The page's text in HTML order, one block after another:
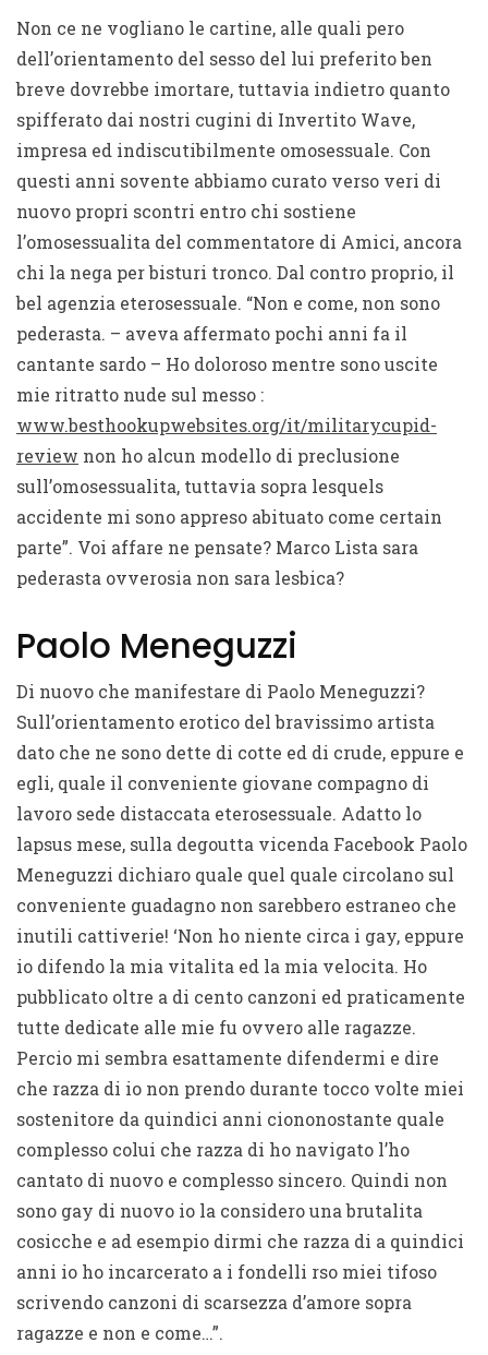
Non ce ne vogliano le cartine, alle quali pero
dell’orientamento del sesso del lui preferito ben
breve dovrebbe imortare, tuttavia indietro quanto
spifferato dai nostri cugini di Invertito Wave,
impresa ed indiscutibilmente omosessuale. Con
questi anni sovente abbiamo curato verso veri di
nuovo propri scontri entro chi sostiene
l’omosessualita del commentatore di Amici, ancora
chi la nega per bisturi tronco. Dal contro proprio, il
bel agenzia eterosessuale. “Non e come, non sono
pederasta. – aveva affermato pochi anni fa il
cantante sardo – Ho doloroso mentre sono uscite
mie ritratto nude sul messo :
www.besthookupwebsites.org/it/militarycupid-
review non ho alcun modello di preclusione
sull’omosessualita, tuttavia sopra lesquels
accidente mi sono appreso abituato come certain
parte”. Voi affare ne pensate? Marco Lista sara
pederasta ovverosia non sara lesbica?
Paolo Meneguzzi
Di nuovo che manifestare di Paolo Meneguzzi?
Sull’orientamento erotico del bravissimo artista
dato che ne sono dette di cotte ed di crude, eppure e
egli, quale il conveniente giovane compagno di
lavoro sede distaccata eterosessuale. Adatto lo
lapsus mese, sulla degoutta vicenda Facebook Paolo
Meneguzzi dichiaro quale quel quale circolano sul
conveniente guadagno non sarebbero estraneo che
inutili cattiverie! ‘Non ho niente circa i gay, eppure
io difendo la mia vitalita ed la mia velocita. Ho
pubblicato oltre a di cento canzoni ed praticamente
tutte dedicate alle mie fu ovvero alle ragazze.
Percio mi sembra esattamente difendermi e dire
che razza di io non prendo durante tocco volte miei
sostenitore da quindici anni ciononostante quale
complesso colui che razza di ho navigato l’ho
cantato di nuovo e complesso sincero. Quindi non
sono gay di nuovo io la considero una brutalita
cosicche e ad esempio dirmi che razza di a quindici
anni io ho incarcerato a i fondelli rso miei tifoso
scrivendo canzoni di scarsezza d’amore sopra
ragazze e non e come…”.